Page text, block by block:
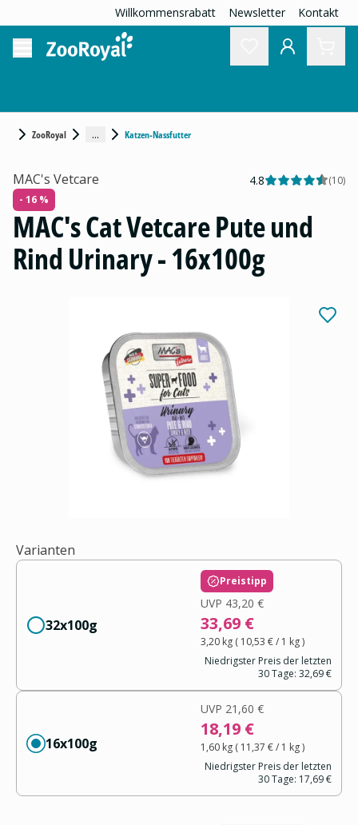
Willkommensrabatt Newsletter Kontakt
ZooRoyal ... Katzen-Nassfutter
MAC's Vetcare 4.8 (10)
- 16 %
MAC's Cat Vetcare Pute und
Rind Urinary - 16x100g
Varianten
32x100g
Preistipp
UVP 43,20 €
33,69 €
3,20 kg( 10,53 €/ 1 kg)
Niedrigster Preis der letzten
30 Tage: 32,69 €
16x100g
UVP 21,60 €
18,19 €
1,60 kg( 11,37 €/ 1 kg)
Niedrigster Preis der letzten
30 Tage: 17,69 €